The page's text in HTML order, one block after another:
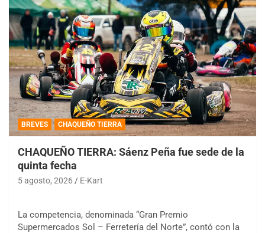
BREVES CHAQUEÑO TIERRA
CHAQUEÑO TIERRA: Sáenz Peña fue sede de la
quinta fecha
5 agosto, 2026 E-Kart
La competencia, denominada “Gran Premio
Supermercados Sol – Ferretería del Norte”, contó con la